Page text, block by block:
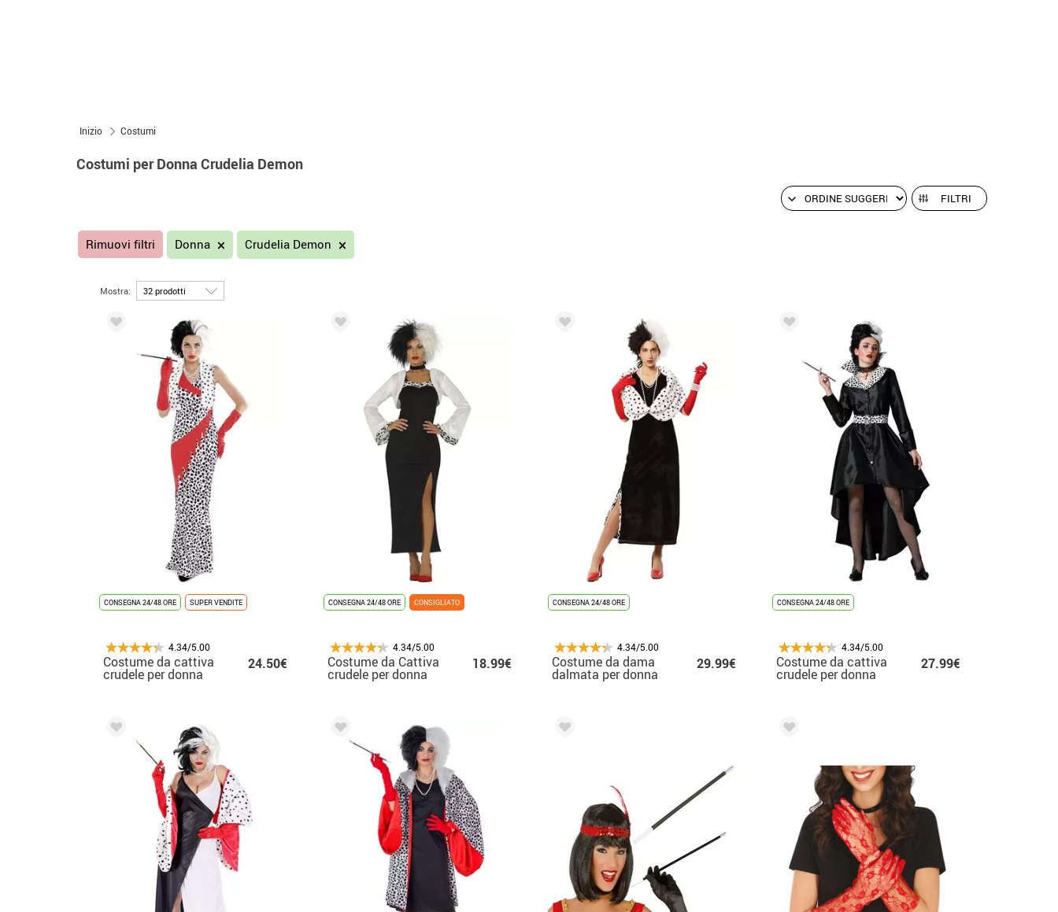
Inizio Costumi
Costumi per Donna Crudelia Demon
FILTRI
Rimuovi filtri Donna Crudelia Demon
Mostra:
CONSEGNA 24/48 ORE SUPER VENDITE
4.34/5.00
Costume da cattiva
crudele per donna
24.50€
CONSEGNA 24/48 ORE CONSIGLIATO
4.34/5.00
Costume da Cattiva
crudele per donna
18.99€
CONSEGNA 24/48 ORE
4.34/5.00
Costume da dama
dalmata per donna
29.99€
CONSEGNA 24/48 ORE
4.34/5.00
Costume da cattiva
crudele per donna
27.99€